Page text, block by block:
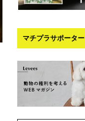
マチプラサポーター